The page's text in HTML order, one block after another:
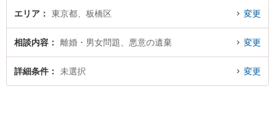
エリア 東京都、板橋区 変更
相談内容 離婚・男女問題、悪意の遺棄 変更
詳細条件 未選択 変更